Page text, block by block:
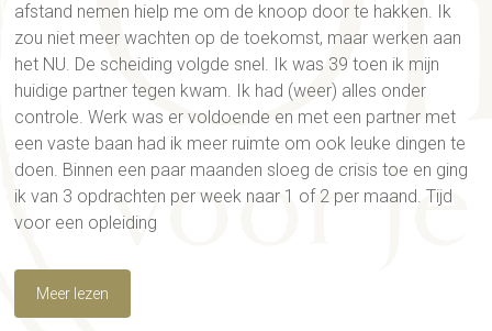
afstand nemen hielp me om de knoop door te hakken. Ik
zou niet meer wachten op de toekomst, maar werken aan
het NU. De scheiding volgde snel. Ik was 39 toen ik mijn
huidige partner tegen kwam. Ik had (weer) alles onder
controle. Werk was er voldoende en met een partner met
een vaste baan had ik meer ruimte om ook leuke dingen te
doen. Binnen een paar maanden sloeg de crisis toe en ging
ik van 3 opdrachten per week naar 1 of 2 per maand. Tijd
voor een opleiding
Meer lezen